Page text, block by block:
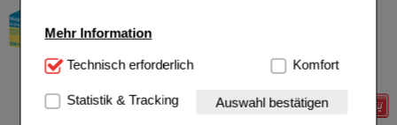
Mehr Information
Technisch Notwendig:Hierbei handelt es sich um
Website notwendig sind (z.B. Navigation, Warenkorb,
Kundenkonto), weshalb auf diese nicht verzichtet
Technisch erforderlich Komfort
Statistik & Tracking Auswahl bestätigen
GmbH & Co. KG
04911945
200
St
Tabletten,
magensaftresistent
5,80 €
Details